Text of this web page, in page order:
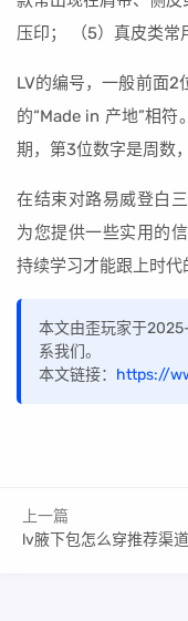
压印； （5）真皮类常
LV的编号，一般前面2
的“Made in 产地”相
期，第3位数字是周数
在结束对路易威登白
为您提供一些实用的
持续学习才能跟上时代
本文由歪玩家于
系我们。
本文链接： https://
上一篇
lv腋下包怎么穿推荐渠道_lv腋下